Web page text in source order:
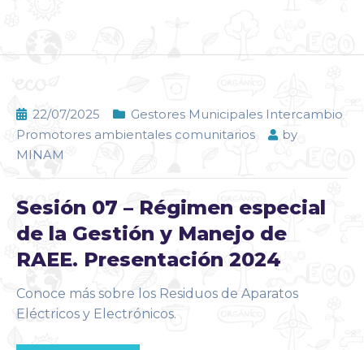
22/07/2025
Gestores Municipales Intercambio
Promotores ambientales comunitarios
by
MINAM
Sesión 07 – Régimen especial
de la Gestión y Manejo de
RAEE. Presentación 2024
Conoce más sobre los Residuos de Aparatos
Eléctricos y Electrónicos.